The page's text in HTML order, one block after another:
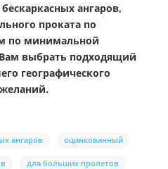
ангаров,
проката по
по минимальной
выбрать подходящий
географического
ангаров оцинкованный
для больших пролетов